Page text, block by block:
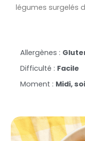
légumes surgelés
Allergènes :
Difficulté : Facile
Moment : Midi,